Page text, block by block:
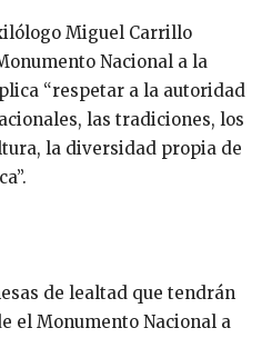
Miguel Carrillo
Nacional a la
“respetar a la autoridad
las tradiciones, los
la diversidad propia de
de lealtad que tendrán
el Monumento Nacional a